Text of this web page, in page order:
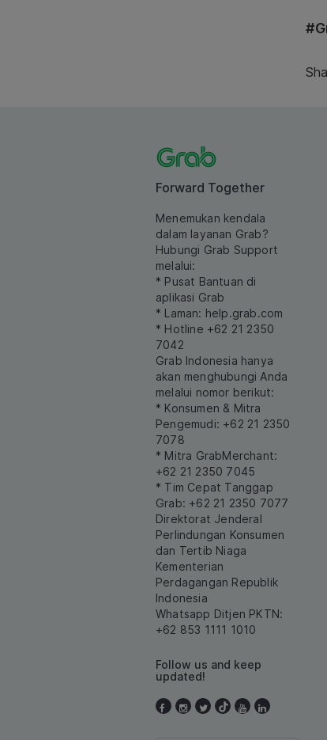
Forward Together
Menemukan kendala
dalam layanan Grab?
Hubungi Grab Support
melalui:
* Pusat Bantuan di
aplikasi Grab
* Laman: help.grab.com
* Hotline +62 21 2350
7042
Grab Indonesia hanya
akan menghubungi Anda
melalui nomor berikut:
* Konsumen & Mitra
Pengemudi: +62 21 2350
7078
* Mitra GrabMerchant:
+62 21 2350 7045
* Tim Cepat Tanggap
Grab: +62 21 2350 7077
Direktorat Jenderal
Perlindungan Konsumen
dan Tertib Niaga
Kementerian
Perdagangan Republik
Indonesia
Whatsapp Ditjen PKTN:
+62 853 1111 1010
Follow us and keep
updated!